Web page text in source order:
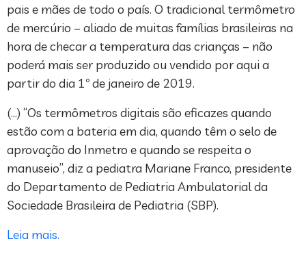
pais e mães de todo o país. O tradicional termômetro
de mercúrio – aliado de muitas famílias brasileiras na
hora de checar a temperatura das crianças – não
poderá mais ser produzido ou vendido por aqui a
partir do dia 1º de janeiro de 2019.
(…) “Os termômetros digitais são eficazes quando
estão com a bateria em dia, quando têm o selo de
aprovação do Inmetro e quando se respeita o
manuseio”, diz a pediatra Mariane Franco, presidente
do Departamento de Pediatria Ambulatorial da
Sociedade Brasileira de Pediatria (SBP).
Leia mais.